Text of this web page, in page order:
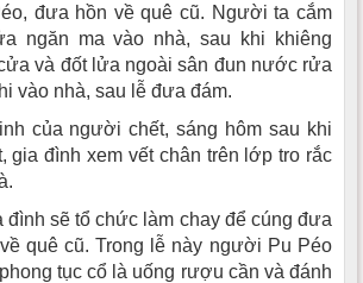
đưa hồn về quê cũ. Người ta cắm
ngăn ma vào nhà, sau khi khiêng
và đốt lửa ngoài sân đun nước rửa
vào nhà, sau lễ đưa đám.
của người chết, sáng hôm sau khi
gia đình xem vết chân trên lớp tro rắc
đình sẽ tổ chức làm chay để cúng đưa
quê cũ. Trong lễ này người Pu Péo
tục cổ là uống rượu cần và đánh